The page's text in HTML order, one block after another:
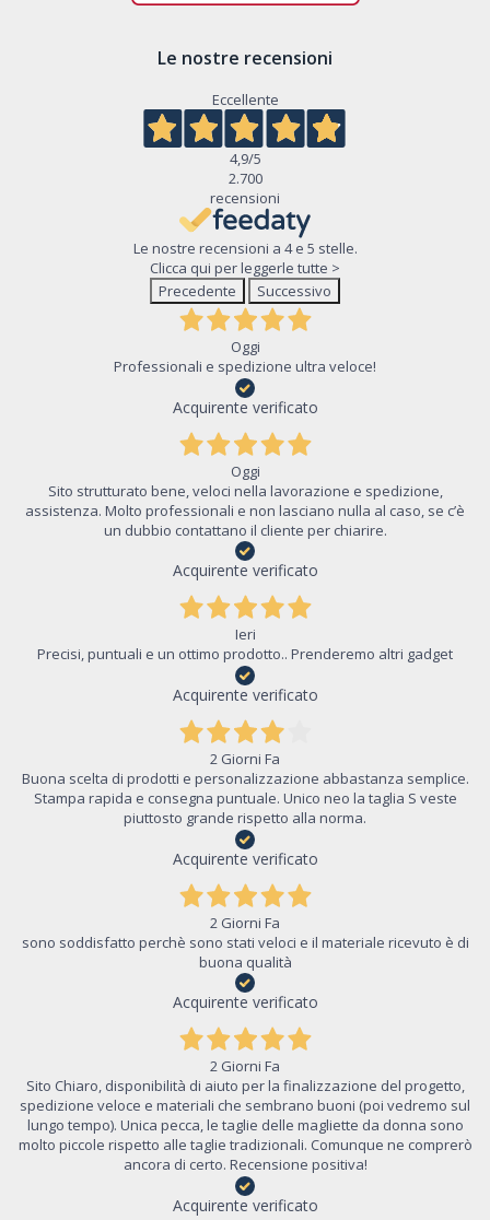
Le nostre recensioni
Eccellente
4,9/5
2.700
recensioni
Le nostre recensioni a 4 e 5 stelle.
Clicca qui per leggerle tutte >
Precedente
Successivo
Oggi
Professionali e spedizione ultra veloce!
Acquirente verificato
Oggi
Sito strutturato bene, veloci nella lavorazione e spedizione,
assistenza. Molto professionali e non lasciano nulla al caso, se c’è
un dubbio contattano il cliente per chiarire.
Acquirente verificato
Ieri
Precisi, puntuali e un ottimo prodotto.. Prenderemo altri gadget
Acquirente verificato
2 Giorni Fa
Buona scelta di prodotti e personalizzazione abbastanza semplice.
Stampa rapida e consegna puntuale. Unico neo la taglia S veste
piuttosto grande rispetto alla norma.
Acquirente verificato
2 Giorni Fa
sono soddisfatto perchè sono stati veloci e il materiale ricevuto è di
buona qualità
Acquirente verificato
2 Giorni Fa
Sito Chiaro, disponibilità di aiuto per la finalizzazione del progetto,
spedizione veloce e materiali che sembrano buoni (poi vedremo sul
lungo tempo). Unica pecca, le taglie delle magliette da donna sono
molto piccole rispetto alle taglie tradizionali. Comunque ne comprerò
ancora di certo. Recensione positiva!
Acquirente verificato